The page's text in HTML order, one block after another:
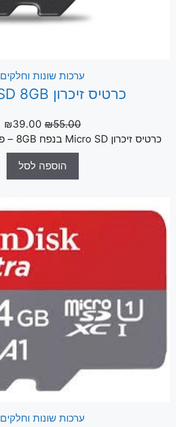
ערכות שונות וחלקים
כרטיס זיכרון MicroSD 8GB
₪55.00
₪39.00
כרטיס זיכרון Micro SD בנפח 8GB – פתרון פשוט, אמין...
הוספה לסל
ערכות שונות וחלקים